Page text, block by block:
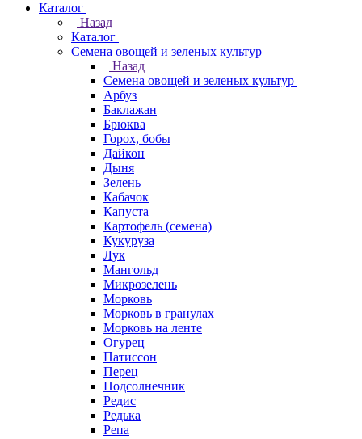
Каталог
Назад
Каталог
Семена овощей и зеленых культур
Назад
Семена овощей и зеленых культур
Арбуз
Баклажан
Брюква
Горох, бобы
Дайкон
Дыня
Зелень
Кабачок
Капуста
Картофель (семена)
Кукуруза
Лук
Мангольд
Микрозелень
Морковь
Морковь в гранулах
Морковь на ленте
Огурец
Патиссон
Перец
Подсолнечник
Редис
Редька
Репа